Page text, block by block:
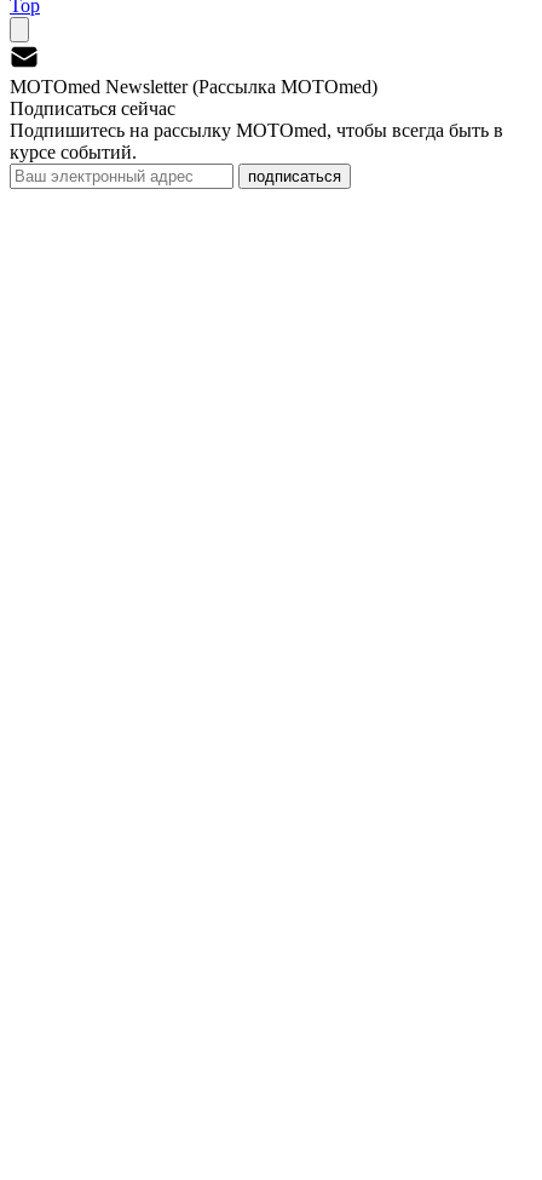
Top
MOTOmed Newsletter (Рассылка MOTOmed)
Подписаться сейчас
Подпишитесь на рассылку MOTOmed, чтобы всегда быть в
курсе событий.
подписаться